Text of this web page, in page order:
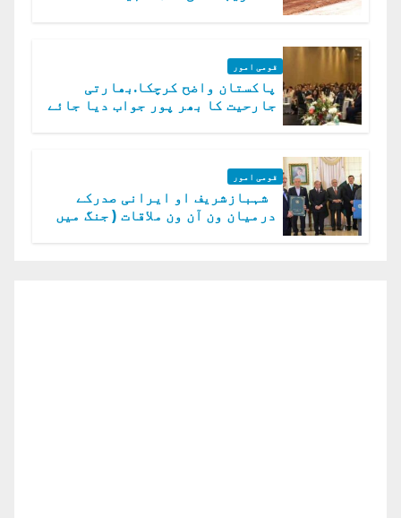
قومی امور
پاکستان واضح کرچکا.بھارتی
جارحیت کا بھر پور جواب دیا جائے
قومی امور
شہبازشریف او ایرانی صدرکے
درمیان ون آن ون ملاقات ( جنگ میں